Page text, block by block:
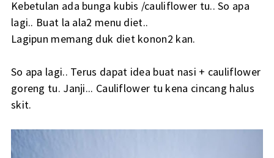
Kebetulan ada bunga kubis /cauliflower tu.. So apa
lagi.. Buat la ala2 menu diet..
Lagipun memang duk diet konon2 kan.
So apa lagi.. Terus dapat idea buat nasi + cauliflower
goreng tu. Janji... Cauliflower tu kena cincang halus
skit.